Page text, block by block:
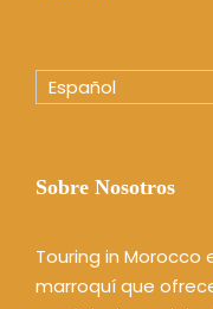
Español
Sobre Nosotros
Touring in Morocco
marroquí que